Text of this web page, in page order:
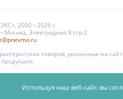
2000 – 2026 г.
Москва, Электродная 8 стр 2.
товаров, указанные на
даны для справки и не являются
Используя наш веб-сайт, вы